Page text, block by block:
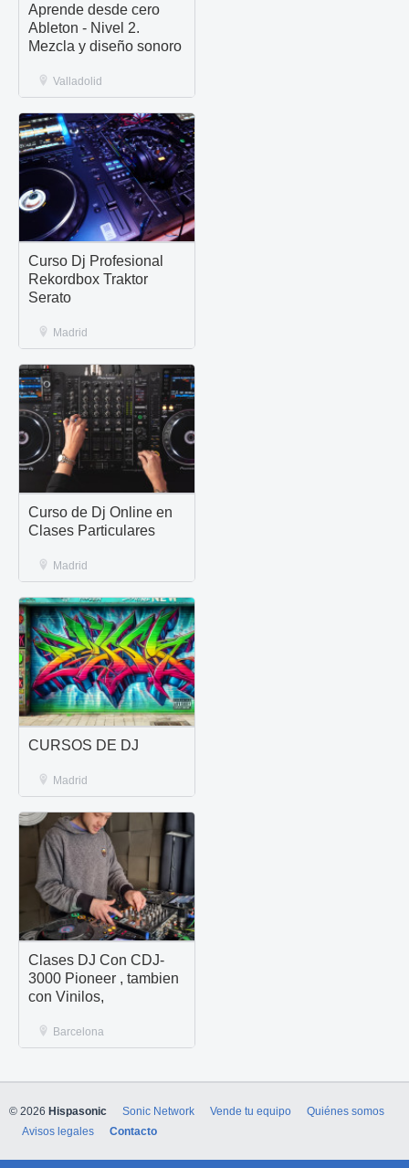
Aprende desde cero
Ableton - Nivel 2.
Mezcla y diseño sonoro
Valladolid
Curso Dj Profesional
Rekordbox Traktor
Serato
Madrid
Curso de Dj Online en
Clases Particulares
Madrid
CURSOS DE DJ
Madrid
Clases DJ Con CDJ-
3000 Pioneer , tambien
con Vinilos,
Barcelona
© 2026 Hispasonic Sonic Network Vende tu equipo
Quiénes somos
Avisos legales
Contacto